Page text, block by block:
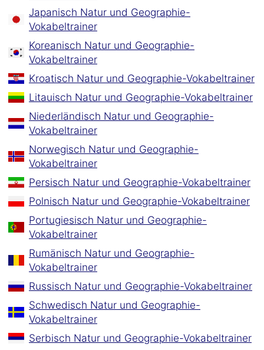
Japanisch Natur und Geographie-
Vokabeltrainer
Koreanisch Natur und Geographie-
Vokabeltrainer
Kroatisch Natur und Geographie-Vokabeltrainer
Litauisch Natur und Geographie-Vokabeltrainer
Niederländisch Natur und Geographie-
Vokabeltrainer
Norwegisch Natur und Geographie-
Vokabeltrainer
Persisch Natur und Geographie-Vokabeltrainer
Polnisch Natur und Geographie-Vokabeltrainer
Portugiesisch Natur und Geographie-
Vokabeltrainer
Rumänisch Natur und Geographie-
Vokabeltrainer
Russisch Natur und Geographie-Vokabeltrainer
Schwedisch Natur und Geographie-
Vokabeltrainer
Serbisch Natur und Geographie-Vokabeltrainer